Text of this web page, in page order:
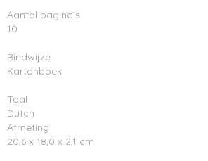
Aantal pagina’s
10
Bindwijze
Kartonboek
Taal
Dutch
Afmeting
20,6 x 18,0 x 2,1 cm